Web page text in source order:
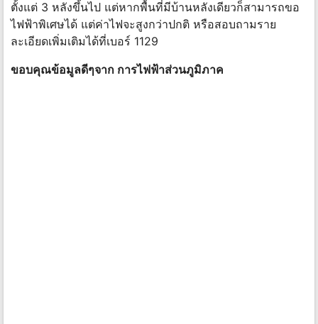
ตั้งแต่ 3 หลังขึ้นไป แต่หากพื้นที่มีบ้านหลังเดียวก็สามารถขอ
ไฟฟ้าพิเศษได้ แต่ค่าไฟจะสูงกว่าปกติ หรือสอบถามราย
ละเอียดเพิ่มเติมได้ที่เบอร์ 1129
ขอบคุณข้อมูลดีๆจาก การไฟฟ้าส่วนภูมิภาค